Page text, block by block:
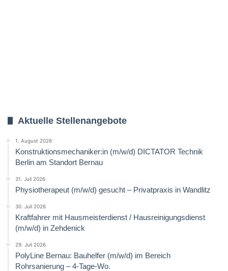
Aktuelle Stellenangebote
1. August 2026
Konstruktionsmechaniker:in (m/w/d) DICTATOR Technik
Berlin am Standort Bernau
31. Juli 2026
Physiotherapeut (m/w/d) gesucht – Privatpraxis in Wandlitz
30. Juli 2026
Kraftfahrer mit Hausmeisterdienst / Hausreinigungsdienst
(m/w/d) in Zehdenick
29. Juli 2026
PolyLine Bernau: Bauhelfer (m/w/d) im Bereich
Rohrsanierung – 4-Tage-Wo.